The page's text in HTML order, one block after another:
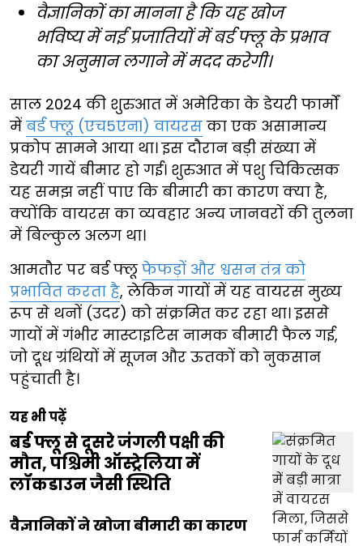
वैज्ञानिकों का मानना है कि यह खोज
भविष्य में नई प्रजातियों में बर्ड फ्लू के प्रभाव
का अनुमान लगाने में मदद करेगी।
साल 2024 की शुरुआत में अमेरिका के डेयरी फार्मों
में बर्ड फ्लू (एच5एन1) वायरस का एक असामान्य
प्रकोप सामने आया था। इस दौरान बड़ी संख्या में
डेयरी गायें बीमार हो गई। शुरुआत में पशु चिकित्सक
यह समझ नहीं पाए कि बीमारी का कारण क्या है,
क्योंकि वायरस का व्यवहार अन्य जानवरों की तुलना
में बिल्कुल अलग था।
आमतौर पर बर्ड फ्लू फेफड़ों और श्वसन तंत्र को
प्रभावित करता है, लेकिन गायों में यह वायरस मुख्य
रूप से थनों (उदर) को संक्रमित कर रहा था। इससे
गायों में गंभीर मास्टाइटिस नामक बीमारी फैल गई,
जो दूध ग्रंथियों में सूजन और ऊतकों को नुकसान
पहुंचाती है।
यह भी पढ़ें
बर्ड फ्लू से दूसरे जंगली पक्षी की
मौत, पश्चिमी ऑस्ट्रेलिया में
लॉकडाउन जैसी स्थिति
वैज्ञानिकों ने खोजा बीमारी का कारण